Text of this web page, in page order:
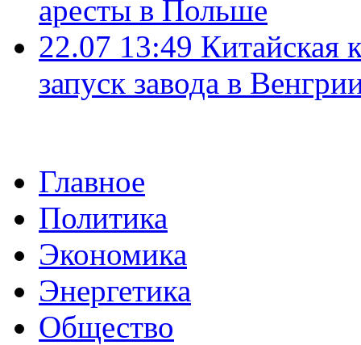
аресты в Польше
22.07 13:49 Китайская
запуск завода в
Главное
Политика
Экономика
Энергетика
Общество